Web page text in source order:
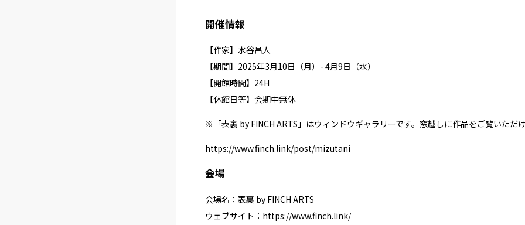
開催情報
【作家】水谷昌人
【期間】2025年3月10日（月）- 4月9日（水）
【開館時間】24H
【休館日等】会期中無休
※「表裏 by FINCH ARTS」はウィンドウギャラリーです。窓越しに作品をご覧いただ
https://www.finch.link/post/mizutani
会場
会場名：表裏 by FINCH ARTS
ウェブサイト： https://www.finch.link/